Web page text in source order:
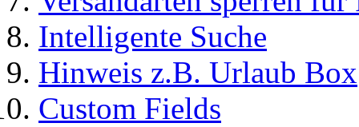
Intelligente Suche
Hinweis z.B. Urlaub Box
Custom Fields